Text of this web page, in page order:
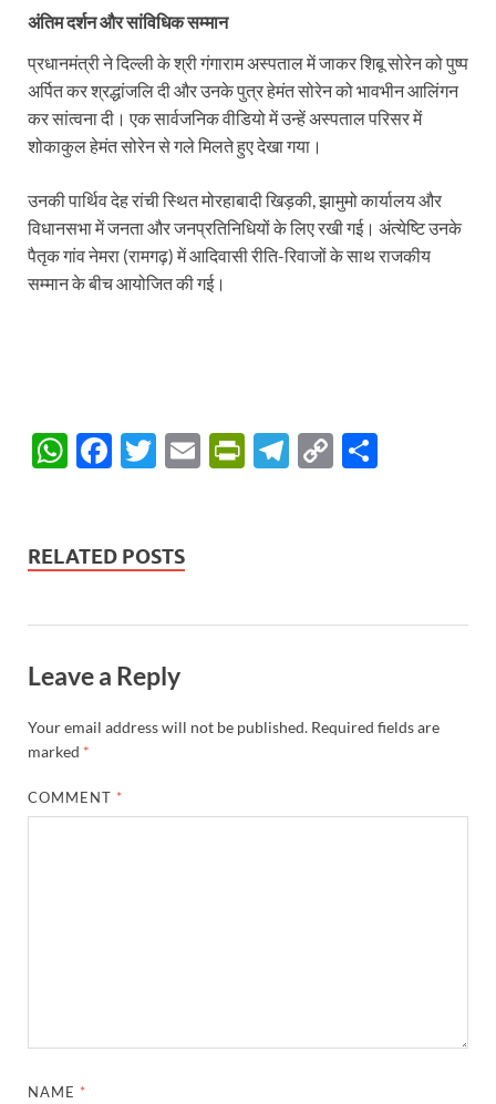
अंतिम दर्शन और सांविधिक सम्मान
प्रधानमंत्री ने दिल्ली के श्री गंगाराम अस्पताल में जाकर शिबू सोरेन को पुष्प
अर्पित कर श्रद्धांजलि दी और उनके पुत्र हेमंत सोरेन को भावभीन आलिंगन
कर सांत्वना दी। एक सार्वजनिक वीडियो में उन्हें अस्पताल परिसर में
शोकाकुल हेमंत सोरेन से गले मिलते हुए देखा गया।
उनकी पार्थिव देह रांची स्थित मोरहाबादी खिड़की, झामुमो कार्यालय और
विधानसभा में जनता और जनप्रतिनिधियों के लिए रखी गई। अंत्येष्टि उनके
पैतृक गांव नेमरा (रामगढ़) में आदिवासी रीति-रिवाजों के साथ राजकीय
सम्मान के बीच आयोजित की गई।
W
s
p
p
F
b
o
k
T
er
E
P
n
T
m
C
n
RELATED POSTS
Leave a Reply
Your email address will not be published. Required fields are
marked *
COMMENT *
NAME *